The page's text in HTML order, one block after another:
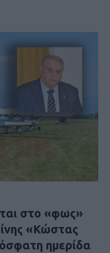
στο «φως»
«Κώστας
ημερίδα